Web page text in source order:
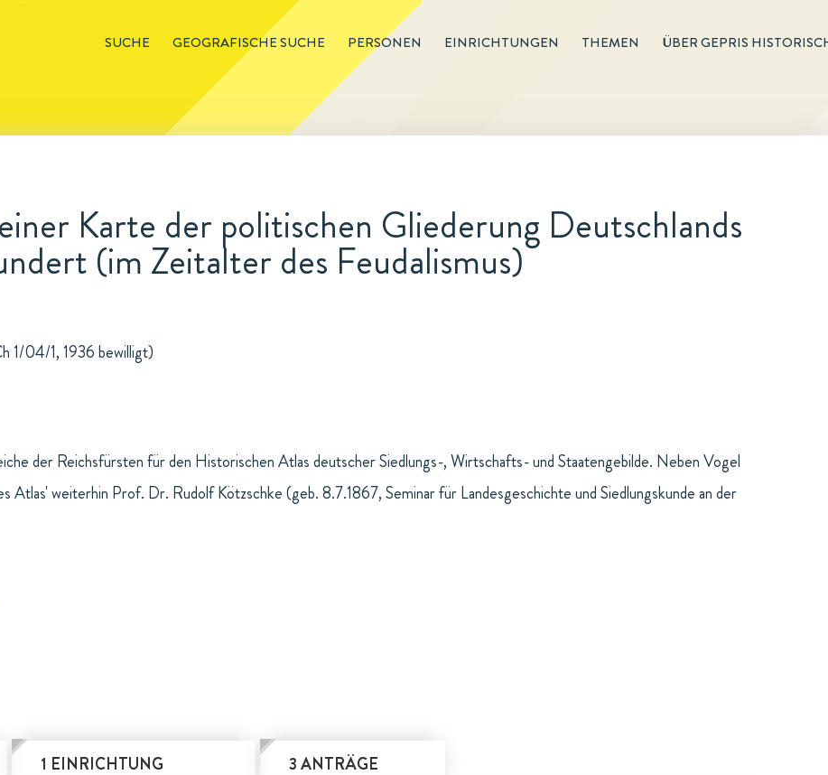
SUCHE GEOGRAFISCHE SUCHE PERSONEN EINRICHTUNGEN THEMEN ÜBER GEPRIS
Karte der politischen Gliederung Deutschlands
(im Zeitalter des Feudalismus)
1/04/1, 1936 bewilligt)
der Reichsfürsten für den Historischen Atlas deutscher Siedlungs-, Wirtschafts- und Staatengebilde. Neben Vogel
Atlas' weiterhin Prof. Dr. Rudolf Kötzschke (geb. 8.7.1867, Seminar für Landesgeschichte und Siedlungskunde an der
1 EINRICHTUNG 3 ANTRÄGE